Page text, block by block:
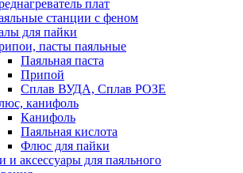
плат
станции с феном
для пайки
пасты паяльные
Паяльная паста
Припой
Сплав ВУДА, Сплав РОЗЕ
канифоль
Канифоль
Паяльная кислота
Флюс для пайки
и аксессуары для паяльного